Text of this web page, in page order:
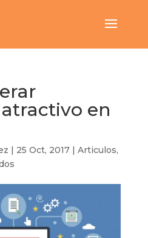
en
| 25 Oct, 2017| Articulos,